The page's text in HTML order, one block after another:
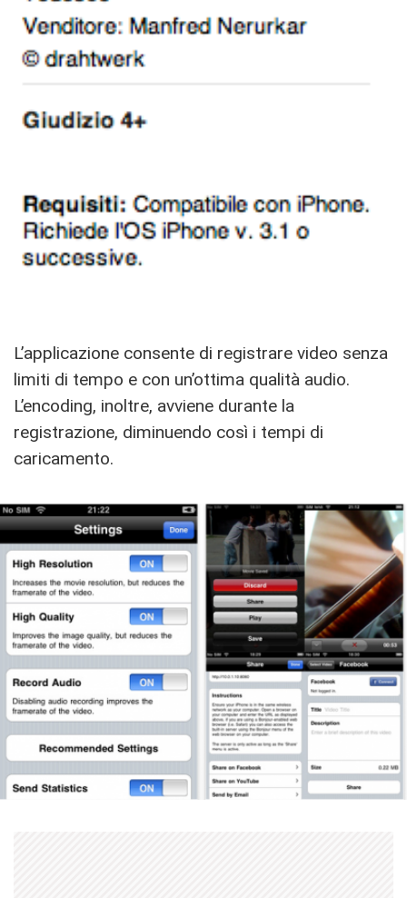
L’applicazione consente di registrare video senza
limiti di tempo e con un’ottima qualità audio.
L’encoding, inoltre, avviene durante la
registrazione, diminuendo così i tempi di
caricamento.